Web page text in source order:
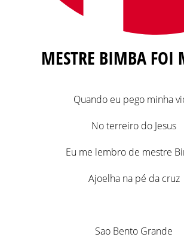
MESTRE BIMBA FOI
Quando eu pego minha
No terreiro do Jesus
Eu me lembro de mestre
Ajoelha na pé da cruz
Sao Bento Grande